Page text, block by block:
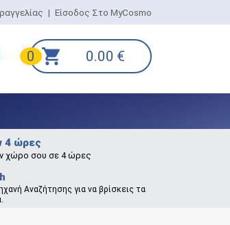
| Είσοδος Στο MyCosmo
0 0.00 €
4 ώρες
χώρο σου σε 4 ώρες
Αναζήτησης για να βρίσκεις τα